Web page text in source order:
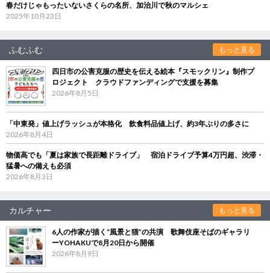
春だけじゃもったいないさくらの名所、加治川で秋のマルシェ
2025年10月23日
ふむふむ もっと見る
四日市の公害克服の歴史を伝える絵本『スモックリン』制作プ
ロジェクト クラウドファンディングで支援を募集
2026年8月5日
「中東発」値上げラッシュが本格化 飲食料品値上げ、約3年ぶりの多さに
2026年8月4日
物価高でも「夏は家族で長距離ドライブ」 宿泊ドライブ予算4万円超、渋滞・
猛暑への備えも必須
2026年8月3日
カルチャー もっと見る
6人の作家が描く“風景と猫”の共演 歌舞伎座そばのギャラリ
ーYOHAKUで8月20日から開催
2026年8月9日